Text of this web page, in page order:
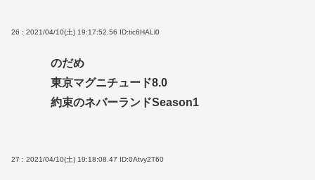
26 : 2021/04/10(土) 19:17:52.56 ID:tic6HALl0
のだめ
東京マグニチュード8.0
約束のネバーランドSeason1
27 : 2021/04/10(土) 19:18:08.47 ID:0Atvy2T60